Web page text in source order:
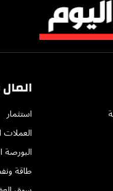
استثمار
العملات
البورصة
طاقة